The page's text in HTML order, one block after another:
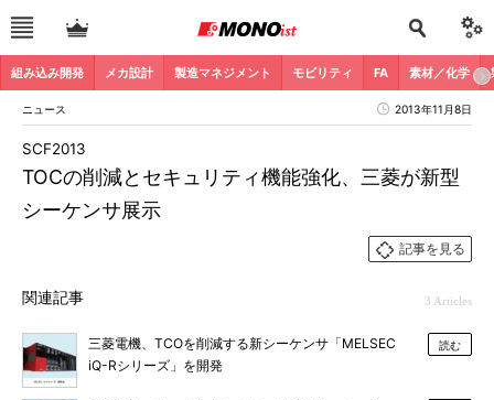
組み込み開発 メカ設計 製造マネジメント モビリティ FA 素材／化学
ニュース 2013年11月8日
TOCの削減とセキュリティ機能強化、三菱が新型
シーケンサ展示
SCF2013
記事を見る
関連記事 3 Articles
三菱電機、TCOを削減する新シーケンサ「MELSEC
iQ-Rシリーズ」を開発
読む